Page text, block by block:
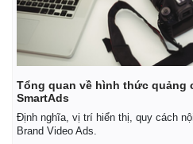
Tổng quan về hình thức quảng
SmartAds
Định nghĩa, vị trí hiển thị, quy cách
Brand Video Ads.